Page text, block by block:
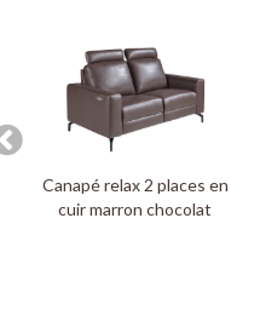
Canapé relax 2 places en
cuir marron chocolat